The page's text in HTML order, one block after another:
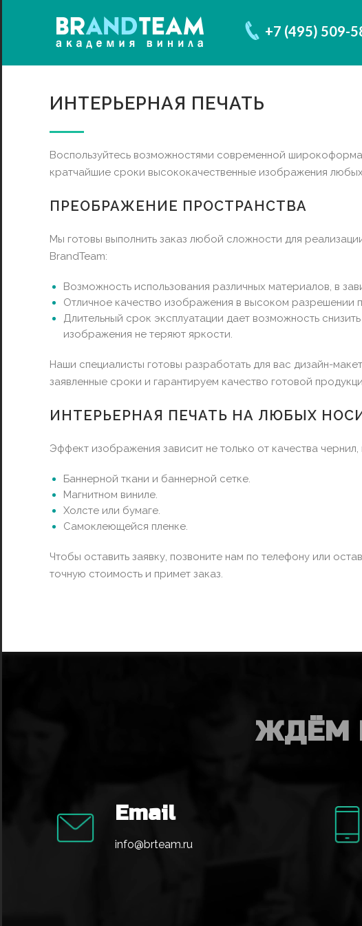
+7 (495) 509-
ИНТЕРЬЕРНАЯ ПЕЧАТЬ
Воспользуйтесь возможностями современной
кратчайшие сроки высококачественные изображения
ПРЕОБРАЖЕНИЕ ПРОСТРАНСТВА
Мы готовы выполнить заказ любой сложности для
BrandTeam:
Возможность использования различных материалов, в
Отличное качество изображения в высоком разрешении
Длительный срок эксплуатации дает возможность
изображения не теряют яркости.
Наши специалисты готовы разработать для вас дизайн-
заявленные сроки и гарантируем качество готовой
ИНТЕРЬЕРНАЯ ПЕЧАТЬ НА ЛЮБЫХ
Эффект изображения зависит не только от качества
Баннерной ткани и баннерной сетке.
Магнитном виниле.
Холсте или бумаге.
Самоклеющейся пленке.
Чтобы оставить заявку, позвоните нам по телефону или
точную стоимость и примет заказ.
ЖДЁМ
Email
info@brteam.ru